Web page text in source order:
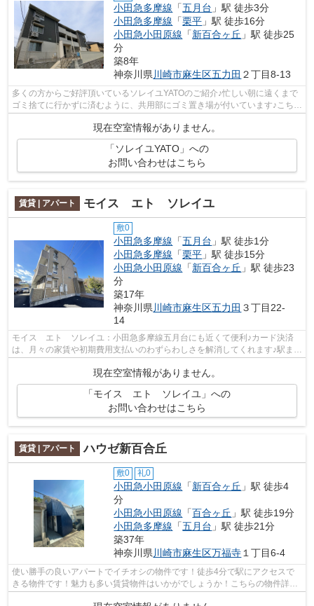
小田急多摩線 「五月台 」駅 徒歩3分
小田急多摩線 「栗平 」駅 徒歩16分
小田急小田原線 「新百合ヶ丘 」駅 徒歩25
分
築8年
神奈川県 川崎市麻生区五力田 ２丁目8-13
多くの方からご好評頂いているソレイユYATOのご紹介♪忙しい朝に遠くまで
ゴミ捨てに行かずに済むように、共用部にゴミ置き場が付いています♪こちら
の物件はアパートです♪新しい日々を送...
現在空室情報がありません。
「ソレイユYATO」への
お問い合わせはこちら
賃貸 | アパート モイス エト ソレイユ
敷0
小田急多摩線 「五月台 」駅 徒歩1分
小田急多摩線 「栗平 」駅 徒歩15分
小田急小田原線 「新百合ヶ丘 」駅 徒歩23
分
築17年
神奈川県 川崎市麻生区五力田 ３丁目22-
14
モイス エト ソレイユ：小田急多摩線五月台にも近くて便利♪カード決済
は、月々の家賃や初期費用支払いのわずらわしさを解消してくれます♪駅まで
現在空室情報がありません。
「モイス エト ソレイユ」への
お問い合わせはこちら
賃貸 | アパート ハウゼ新百合丘
敷0 礼0
小田急小田原線 「新百合ヶ丘 」駅 徒歩4
分
小田急小田原線 「百合ヶ丘 」駅 徒歩19分
小田急多摩線 「五月台 」駅 徒歩21分
築37年
神奈川県 川崎市麻生区万福寺 １丁目6-4
使い勝手の良いアパートでイチオシの物件です！徒歩4分で駅にアクセスで
きる物件です！魅力も多い賃貸物件はいかがでしょうか！こちらの物件詳細
につきましては、お気軽にご連絡くださ...